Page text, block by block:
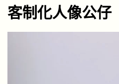
客制化人像公仔